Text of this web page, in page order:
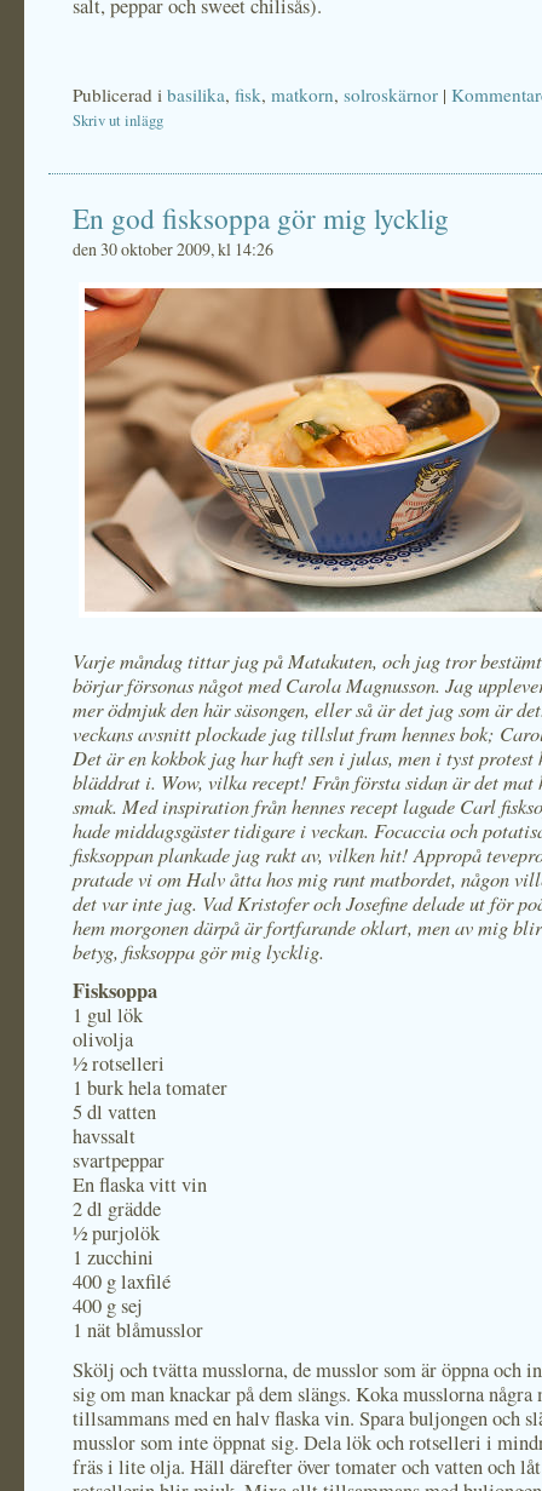
salt, peppar och sweet chilisås).
Publicerad i basilika, fisk, matkorn, solroskärnor |
Skriv ut inlägg
En god fisksoppa gör mig lycklig
den 30 oktober 2009, kl 14:26
Varje måndag tittar jag på Matakuten, och jag tror
börjar försonas något med Carola Magnusson. Jag
mer ödmjuk den här säsongen, eller så är det jag som är
veckans avsnitt plockade jag tillslut fram hennes bok;
Det är en kokbok jag har haft sen i julas, men i tyst protest
bläddrat i. Wow, vilka recept! Från första sidan är det
smak. Med inspiration från hennes recept lagade Carl
hade middagsgäster tidigare i veckan. Focaccia och
fisksoppan plankade jag rakt av, vilken hit! Appropå
pratade vi om Halv åtta hos mig runt matbordet, någon
det var inte jag. Vad Kristofer och Josefine delade ut för
hem morgonen därpå är fortfarande oklart, men av mig
betyg, fisksoppa gör mig lycklig.
Fisksoppa
1 gul lök
olivolja
½ rotselleri
1 burk hela tomater
5 dl vatten
havssalt
svartpeppar
En flaska vitt vin
2 dl grädde
½ purjolök
1 zucchini
400 g laxfilé
400 g sej
1 nät blåmusslor
Skölj och tvätta musslorna, de musslor som är öppna och
sig om man knackar på dem slängs. Koka musslorna
tillsammans med en halv flaska vin. Spara buljongen och
musslor som inte öppnat sig. Dela lök och rotselleri i
fräs i lite olja. Häll därefter över tomater och vatten och